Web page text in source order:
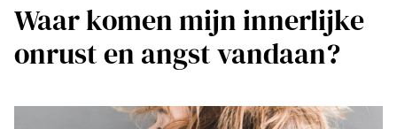
Waar komen mijn innerlijke
onrust en angst vandaan?